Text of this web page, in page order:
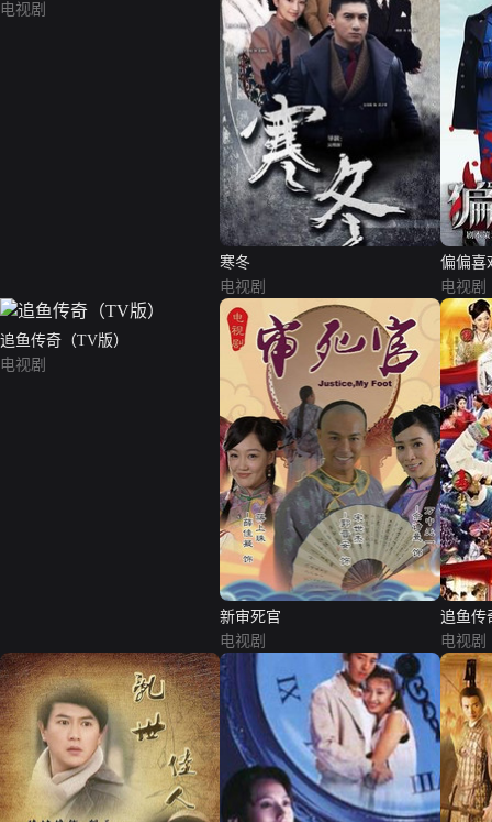
电视剧
寒冬
电视剧
偏偏喜
电视剧
追鱼传奇（TV版）
电视剧
新审死官
电视剧
追鱼传
电视剧